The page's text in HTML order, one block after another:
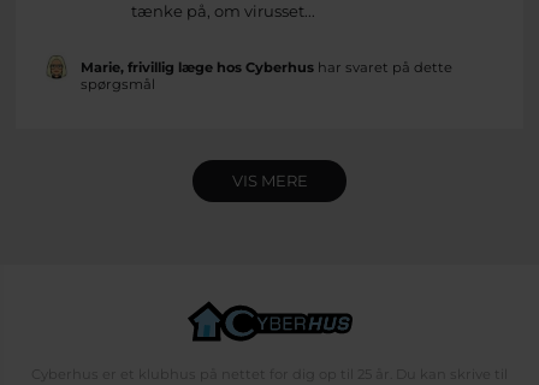
tænke på, om virusset...
Marie, frivillig læge hos Cyberhushar svaret på dette
spørgsmål
VIS MERE
Cyberhus er et klubhus på nettet for dig op til 25 år. Du kan skrive til